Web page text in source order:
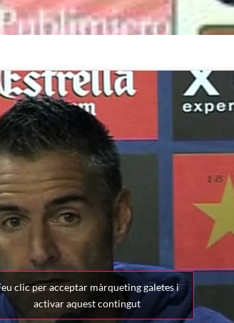
clic per acceptar màrqueting galetes i
activar aquest contingut